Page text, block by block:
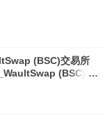
(BSC)交易所
(BSC)网